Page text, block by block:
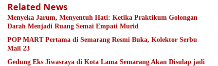
Related News
Menyeka Jarum, Menyentuh Hati: Ketika Praktikum Golongan
Darah Menjadi Ruang Semai Empati Murid
POP MART Pertama di Semarang Resmi Buka, Kolektor Serbu
Mall 23
Gedung Eks Jiwasraya di Kota Lama Semarang Akan Disulap jadi